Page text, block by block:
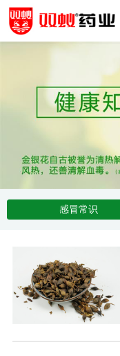
感冒常识